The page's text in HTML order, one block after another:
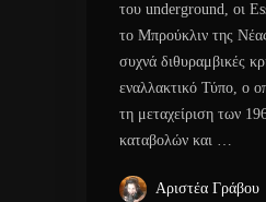
του underground, οι
το Μπρούκλιν της
συχνά διθυραμβικές
εναλλακτικό Τύπο, ο
τη μεταχείριση των
καταβολών και …
Αριστέα Γράβου